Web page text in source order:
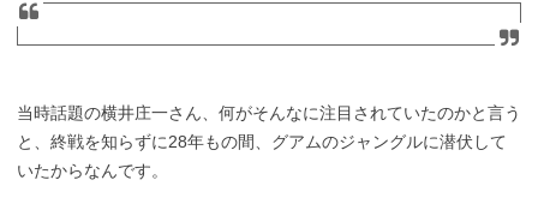
当時話題の横井庄一さん、何がそんなに注目されていたのかと言う
と、終戦を知らずに28年もの間、グアムのジャングルに潜伏して
いたからなんです。